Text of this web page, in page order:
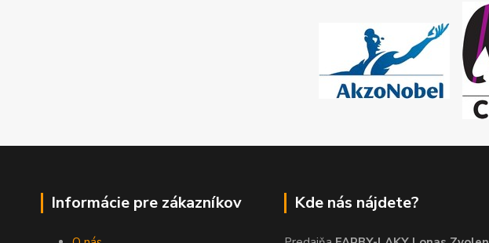
Informácie pre zákazníkov Kde nás nájdete?